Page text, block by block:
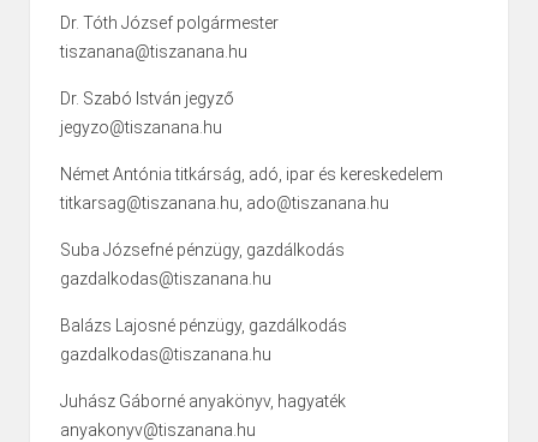
Dr. Tóth József polgármester
tiszanana@tiszanana.hu
Dr. Szabó István jegyző
jegyzo@tiszanana.hu
Német Antónia titkárság, adó, ipar és kereskedelem
titkarsag@tiszanana.hu, ado@tiszanana.hu
Suba Józsefné pénzügy, gazdálkodás
gazdalkodas@tiszanana.hu
Balázs Lajosné pénzügy, gazdálkodás
gazdalkodas@tiszanana.hu
Juhász Gáborné anyakönyv, hagyaték
anyakonyv@tiszanana.hu